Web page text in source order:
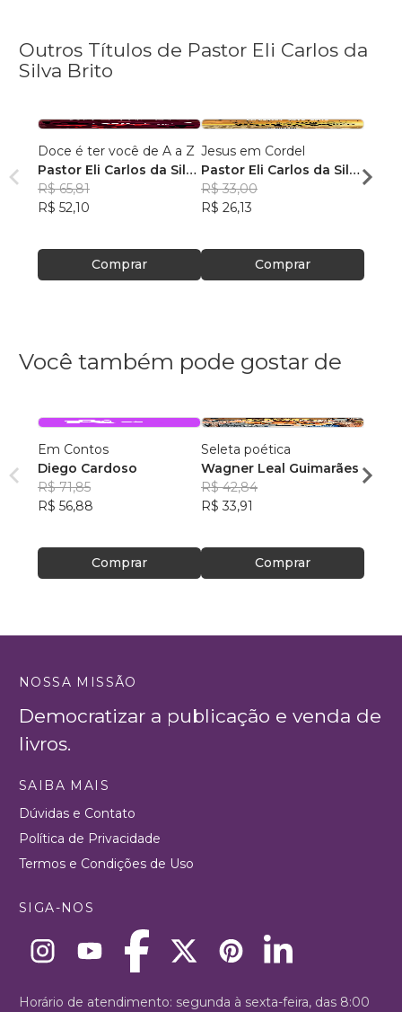
Outros Títulos de Pastor Eli Carlos da
Silva Brito
Doce é ter você de A a Z
Pastor Eli Carlos da Silva
Brito
R$ 65,81
R$ 52,10
Comprar
Jesus em Cordel
Pastor Eli Carlos da Silva
Brito
R$ 33,00
R$ 26,13
Comprar
Eli
R$
Você também pode gostar de
Em Contos
Diego Cardoso
R$ 71,85
R$ 56,88
Comprar
Seleta poética
Wagner Leal Guimarães
R$ 42,84
R$ 33,91
Comprar
ainda
Carla
NOSSA MISSÃO
Democratizar a publicação e venda de
livros.
SAIBA MAIS
Dúvidas e Contato
Política de Privacidade
Termos e Condições de Uso
SIGA-NOS
Horário de atendimento: segunda à sexta-feira, das 8:00